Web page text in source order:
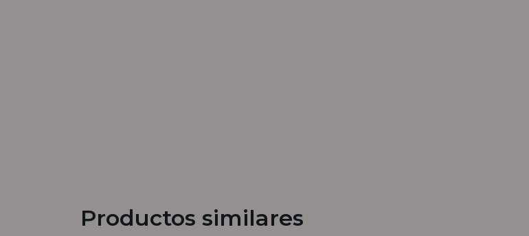
Productos similares